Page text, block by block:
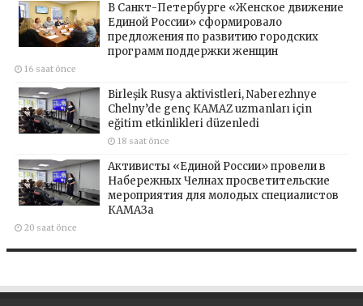
В Санкт-Петербурге «Женское движение
Единой России» сформировало
предложения по развитию городских
программ поддержки женщин
16 saat önce
Birleşik Rusya aktivistleri, Naberezhnye
Chelny’de genç KAMAZ uzmanları için
eğitim etkinlikleri düzenledi
18 saat önce
Активисты «Единой России» провели в
Набережных Челнах просветительские
мероприятия для молодых специалистов
КАМАЗа
20 saat önce